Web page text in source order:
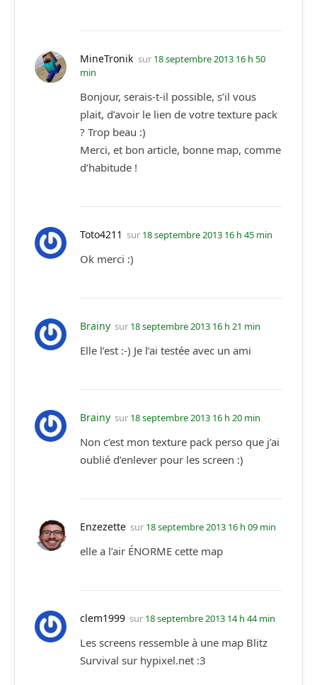
MineTronik sur 18 septembre 2013 16 h 50
min
Bonjour, serais-t-il possible, s’il vous
plait, d’avoir le lien de votre texture pack
? Trop beau :)
Merci, et bon article, bonne map, comme
d’habitude !
Toto4211 sur 18 septembre 2013 16 h 45 min
Ok merci :)
Brainy sur 18 septembre 2013 16 h 21 min
Elle l’est :-) Je l’ai testée avec un ami
Brainy sur 18 septembre 2013 16 h 20 min
Non c’est mon texture pack perso que j’ai
oublié d’enlever pour les screen :)
Enzezette sur 18 septembre 2013 16 h 09 min
elle a l’air ÉNORME cette map
clem1999 sur 18 septembre 2013 14 h 44 min
Les screens ressemble à une map Blitz
Survival sur hypixel.net :3